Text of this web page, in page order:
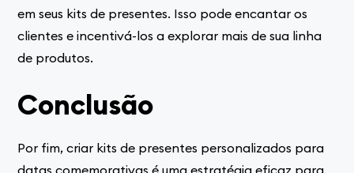
em seus kits de presentes. Isso pode encantar os
clientes e incentivá-los a explorar mais de sua linha
de produtos.
Conclusão
Por fim, criar kits de presentes personalizados para
datas comemorativas é uma estratégia eficaz para